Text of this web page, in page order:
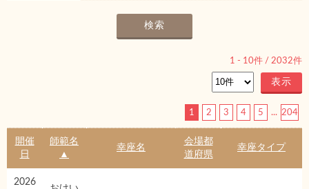
1 - 10件 / 2032件
1 2 3 4 5 ... 204
開催
日
師範名
▲
幸座名
会場都
道府県
幸座タイプ
2026